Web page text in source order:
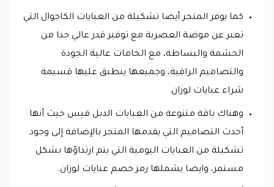
كما يوفر المتجر أيضا تشكيلة من العبايات الكاجوال التي
تعبر عن موضة العصرية مع توفير قدر عالي جدا من
الحشمة والبساطة، مع الخامات عالية الجودة
والتصاميم الراقية، وجميعها ينطبق عليها قسيمة
شراء عبايات لوزان.
وهناك باقة متنوعة من العبايات الدبل فيس حيث أنها
أحدث التصاميم التي يقدمها المتجر بالإضافة إلى وجود
تشكيلة من العبايات اليومية التي يتم ارتداؤها بشكل
مستمر، وايضا يشملها رمز خصم عبايات لوزان.